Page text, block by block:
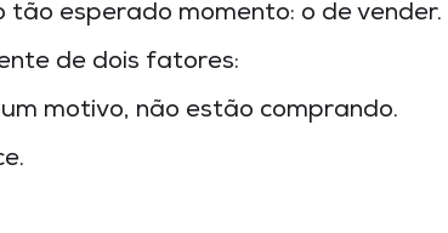
esperado momento: o de vender.
de dois fatores:
motivo, não estão comprando.